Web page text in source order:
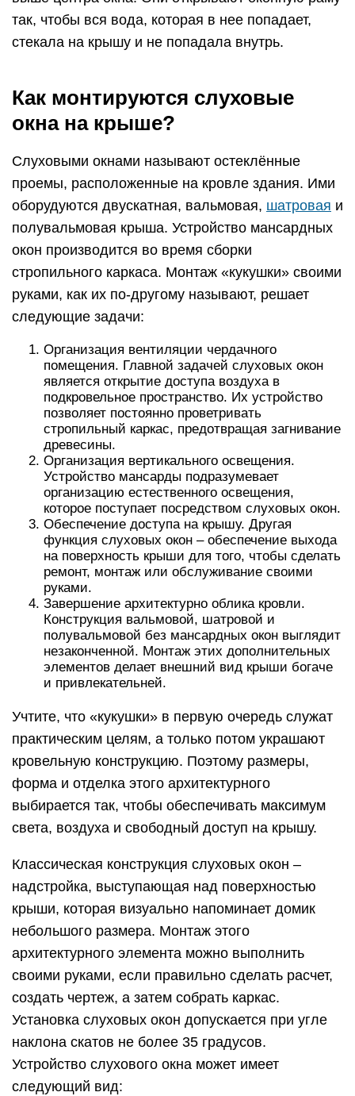
так, чтобы вся вода, которая в нее попадает,
стекала на крышу и не попадала внутрь.
Как монтируются слуховые
окна на крыше?
Слуховыми окнами называют остеклённые
проемы, расположенные на кровле здания. Ими
оборудуются двускатная, вальмовая, шатровая и
полувальмовая крыша. Устройство мансардных
окон производится во время сборки
стропильного каркаса. Монтаж «кукушки» своими
руками, как их по-другому называют, решает
следующие задачи:
Организация вентиляции чердачного
помещения. Главной задачей слуховых окон
является открытие доступа воздуха в
подкровельное пространство. Их устройство
позволяет постоянно проветривать
стропильный каркас, предотвращая загнивание
древесины.
Организация вертикального освещения.
Устройство мансарды подразумевает
организацию естественного освещения,
которое поступает посредством слуховых окон.
Обеспечение доступа на крышу. Другая
функция слуховых окон – обеспечение выхода
на поверхность крыши для того, чтобы сделать
ремонт, монтаж или обслуживание своими
руками.
Завершение архитектурно облика кровли.
Конструкция вальмовой, шатровой и
полувальмовой без мансардных окон выглядит
незаконченной. Монтаж этих дополнительных
элементов делает внешний вид крыши богаче
и привлекательней.
Учтите, что «кукушки» в первую очередь служат
практическим целям, а только потом украшают
кровельную конструкцию. Поэтому размеры,
форма и отделка этого архитектурного
выбирается так, чтобы обеспечивать максимум
света, воздуха и свободный доступ на крышу.
Классическая конструкция слуховых окон –
надстройка, выступающая над поверхностью
крыши, которая визуально напоминает домик
небольшого размера. Монтаж этого
архитектурного элемента можно выполнить
своими руками, если правильно сделать расчет,
создать чертеж, а затем собрать каркас.
Установка слуховых окон допускается при угле
наклона скатов не более 35 градусов.
Устройство слухового окна может имеет
следующий вид: